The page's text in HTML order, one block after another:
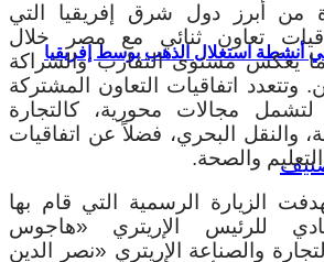
أنشطة استغلال الذهب بوسط إفريقيا
من أبرز دول شرق إفريقيا التي
تعاون ثنائي مع مصر خلال
ما يعكس مستوى التقارب والشراكة
وتتعدد اتفاقيات التعاون المشتركة
لتشمل مجالات محورية، كالتجارة
والنقل البحري، فضلاً عن اتفاقيات
والصحة.
الزيارة الرسمية التي قام بها
للرئيس الإريتري «هاجوس
والصناعة الإريتري «نصر الدين